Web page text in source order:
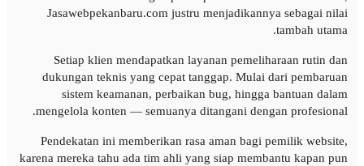
Jasawebpekanbaru.com justru menjadikannya sebagai nilai
tambah utama.
Setiap klien mendapatkan layanan pemeliharaan rutin dan
dukungan teknis yang cepat tanggap. Mulai dari pembaruan
sistem keamanan, perbaikan bug, hingga bantuan dalam
mengelola konten — semuanya ditangani dengan profesional.
Pendekatan ini memberikan rasa aman bagi pemilik website,
karena mereka tahu ada tim ahli yang siap membantu kapan pun